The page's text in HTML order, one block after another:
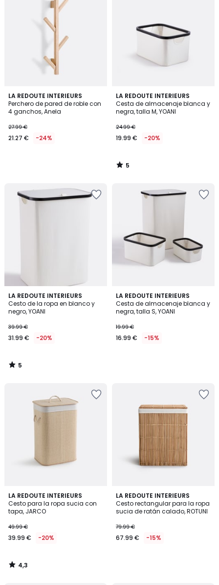
LA REDOUTE INTERIEURS
Perchero de pared de roble con
4 ganchos, Anela
27.99 €
21.27 € -24%
LA REDOUTE INTERIEURS
Cesta de almacenaje blanca y
negra, talla M, YOANI
24.99 €
19.99 € -20%
5
/
5
5
/
LA REDOUTE INTERIEURS
Cesto de la ropa en blanco y
negro, YOANI
39.99 €
31.99 € -20%
5
/
5
5
/
LA REDOUTE INTERIEURS
Cesta de almacenaje blanca y
negra, talla S, YOANI
19.99 €
16.99 € -15%
LA REDOUTE INTERIEURS
Cesto para la ropa sucia con
tapa, JARCO
49.99 €
39.99 € -20%
4,3
/ 5
4,3
/
LA REDOUTE INTERIEURS
Cesto rectangular para la ropa
sucia de ratán calado, ROTUNI
79.99 €
67.99 € -15%